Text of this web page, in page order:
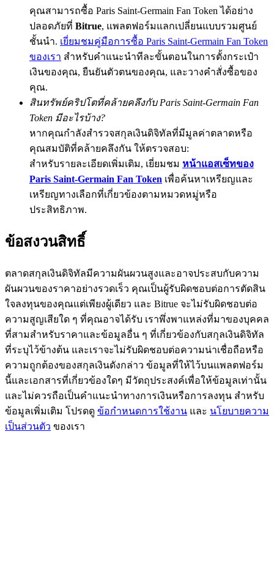
BTC Flexible Staking | Daily Rewards
กิจกรรมเพิ่มเติม
รับรางวัลและสิทธิพิเศษสุดพิเศษ
ศูนย์รางวัล
คุณสามารถซื้อ Paris Saint-Germain Fan Token ได้อย่าง
ปลอดภัยที่ Bitrue, แพลตฟอร์มแลกเปลี่ยนแบบรวมศูนย์
ชั้นนำ. เยี่ยมชมคู่มือการซื้อ Paris Saint-Germain Fan Token
ของเรา สำหรับคำแนะนำทีละขั้นตอนในการตั้งกระเป๋า
เงินของคุณ, ยืนยันตัวตนของคุณ, และวางคำสั่งซื้อของ
คุณ.
สินทรัพย์คริปโตที่คล้ายคลึงกับ Paris Saint-Germain Fan
Token มีอะไรบ้าง?
หากคุณกำลังสำรวจสกุลเงินดิจิทัลที่มีมูลค่าตลาดหรือ
คุณสมบัติที่คล้ายคลึงกัน ให้ตรวจสอบ:
สำหรับรายละเอียดเพิ่มเติม, เยี่ยมชม หน้าแอสเซ็ทของ
Paris Saint-Germain Fan Token เพื่อค้นหาเหรียญและ
เหรียญทางเลือกที่เกี่ยวข้องตามหมวดหมู่หรือ
ประสิทธิภาพ.
ข้อสงวนสิทธิ์
ตลาดสกุลเงินดิจิทัลมีความผันผวนสูงและอาจประสบกับความ
ผันผวนของราคาอย่างรวดเร็ว คุณเป็นผู้รับผิดชอบต่อการตัดสิน
ใจลงทุนของคุณแต่เพียงผู้เดียว และ Bitrue จะไม่รับผิดชอบต่อ
ความสูญเสียใด ๆ ที่คุณอาจได้รับ เราพึ่งพาแหล่งที่มาของบุคคล
ที่สามสำหรับราคาและข้อมูลอื่น ๆ ที่เกี่ยวข้องกับสกุลเงินดิจิทัล
ที่ระบุไว้ข้างต้น และเราจะไม่รับผิดชอบต่อความน่าเชื่อถือหรือ
ความถูกต้องของสกุลเงินดังกล่าว ข้อมูลที่ให้ไว้บนแพลตฟอร์ม
นี้และเอกสารที่เกี่ยวข้องใดๆ มีวัตถุประสงค์เพื่อให้ข้อมูลเท่านั้น
และไม่ควรถือเป็นคำแนะนำทางการเงินหรือการลงทุน สำหรับ
ข้อมูลเพิ่มเติม โปรดดู ข้อกำหนดการใช้งาน และ นโยบายความ
เป็นส่วนตัว ของเรา